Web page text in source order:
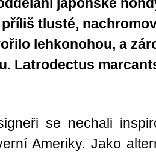
tlusté,
lehkonohou, a
Latrodectus
se nechali
Ameriky. Jako